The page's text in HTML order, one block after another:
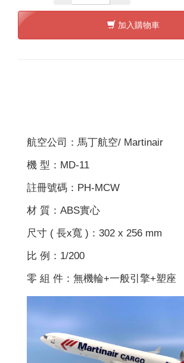
加入購物車
航空公司：馬丁航空/ Martinair
機 型：MD-11
註冊號碼：PH-MCW
材 質：ABS實心
尺寸 ( 長x寬 )：302 x 256 mm
比 例：1/200
零 組 件：無機輪+一般引擎+塑座